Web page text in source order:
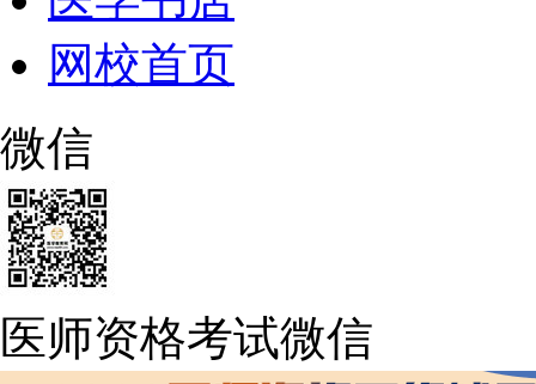
网校首页
微信
医师资格考试微信